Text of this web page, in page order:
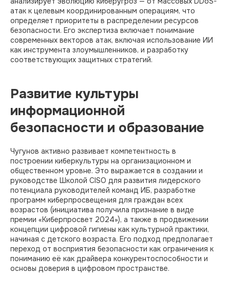
атак к целевым координированным операциям, что
определяет приоритеты в распределении ресурсов
безопасности. Его экспертиза включает понимание
современных векторов атак, включая использование ИИ
как инструмента злоумышленников, и разработку
соответствующих защитных стратегий.
Развитие культуры
информационной
безопасности и образование
Чугунов активно развивает компетентность в
построении киберкультуры на организационном и
общественном уровне. Это выражается в создании и
руководстве Школой CISO для развития лидерского
потенциала руководителей команд ИБ, разработке
программ киберпросвещения для граждан всех
возрастов (инициатива получила признание в виде
премии «Киберпросвет 2024»), а также в продвижении
концепции цифровой гигиены как культурной практики,
начиная с детского возраста. Его подход предполагает
переход от восприятия безопасности как ограничения к
пониманию её как драйвера конкурентоспособности и
основы доверия в цифровом пространстве.